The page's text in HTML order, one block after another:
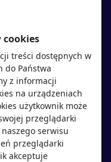
cookies
prywatności
pracodawcy
ogłoszenie
treści dostępnych w
do Państwa
z informacji
na urządzeniach
użytkownik może
przeglądarki
serwisu
przeglądarki
akceptuje